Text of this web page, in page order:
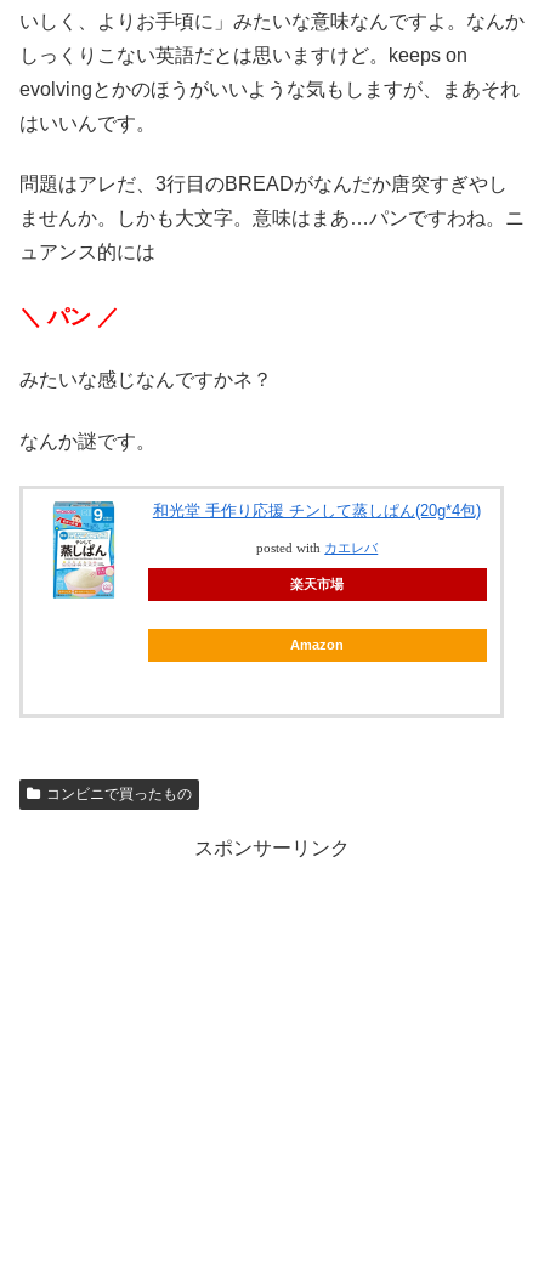
いしく、よりお手頃に」みたいな意味なんですよ。なんか
しっくりこない英語だとは思いますけど。keeps on
evolvingとかのほうがいいような気もしますが、まあそれ
はいいんです。
問題はアレだ、3行目のBREADがなんだか唐突すぎやし
ませんか。しかも大文字。意味はまあ…パンですわね。ニ
ュアンス的には
＼ パン ／
みたいな感じなんですかネ？
なんか謎です。
和光堂 手作り応援 チンして蒸しぱん(20g*4包)
posted with カエレバ
楽天市場
Amazon
コンビニで買ったもの
スポンサーリンク